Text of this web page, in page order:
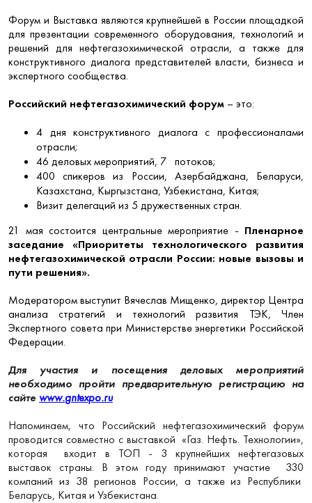
Форум и Выставка являются крупнейшей в России площадкой
для презентации современного оборудования, технологий и
решений для нефтегазохимической отрасли, а также для
конструктивного диалога представителей власти, бизнеса и
экспертного сообщества.
Российский нефтегазохимический форум – это:
4 дня конструктивного диалога с профессионалами
отрасли;
46 деловых мероприятий, 7 потоков;
400 спикеров из России, Азербайджана, Беларуси,
Казахстана, Кыргызстана, Узбекистана, Китая;
Визит делегаций из 5 дружественных стран.
21 мая состоится центральные мероприятие - Пленарное
заседание «Приоритеты технологического развития
нефтегазохимической отрасли России: новые вызовы и
пути решения».
Модератором выступит Вячеслав Мищенко, директор Центра
анализа стратегий и технологий развития ТЭК, Член
Экспертного совета при Министерстве энергетики Российской
Федерации.
Для участия и посещения деловых мероприятий
необходимо пройти предварительную регистрацию на
сайте www.gntexpo.ru
Напоминаем, что Российский нефтегазохимический форум
проводится совместно с выставкой «Газ. Нефть. Технологии»,
которая входит в ТОП - 3 крупнейших нефтегазовых
выставок страны. В этом году принимают участие 330
компаний из 38 регионов России, а также из Республики
Беларусь, Китая и Узбекистана.